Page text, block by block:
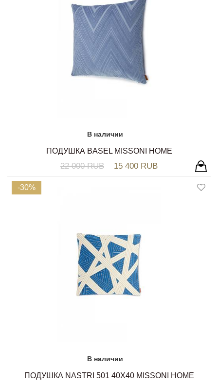
В наличии
ПОДУШКА BASEL MISSONI HOME
22 000 RUB 15 400 RUB
-30%
В наличии
ПОДУШКА NASTRI 501 40Х40 MISSONI HOME